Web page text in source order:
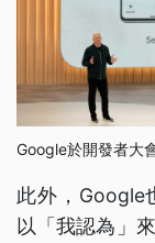
Google於開發者大
此外，Google
以「我認為」